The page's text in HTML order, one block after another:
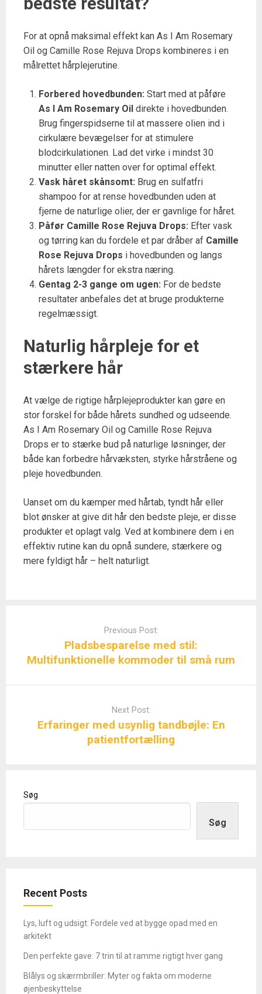
For at opnå maksimal effekt kan As I Am Rosemary
Oil og Camille Rose Rejuva Drops kombineres i en
målrettet hårplejerutine.
Forbered hovedbunden: Start med at påføre
As I Am Rosemary Oildirekte i hovedbunden.
Brug fingerspidserne til at massere olien ind i
cirkulære bevægelser for at stimulere
blodcirkulationen. Lad det virke i mindst 30
minutter eller natten over for optimal effekt.
Vask håret skånsomt: Brug en sulfatfri
shampoo for at rense hovedbunden uden at
fjerne de naturlige olier, der er gavnlige for håret.
Påfør Camille Rose Rejuva Drops: Efter vask
og tørring kan du fordele et par dråber af Camille
Rose Rejuva Drops i hovedbunden og langs
hårets længder for ekstra næring.
Gentag 2-3 gange om ugen: For de bedste
resultater anbefales det at bruge produkterne
regelmæssigt.
Naturlig hårpleje for et
stærkere hår
At vælge de rigtige hårplejeprodukter kan gøre en
stor forskel for både hårets sundhed og udseende.
As I Am Rosemary Oil og Camille Rose Rejuva
Drops er to stærke bud på naturlige løsninger, der
både kan forbedre hårvæksten, styrke hårstråene og
pleje hovedbunden.
Uanset om du kæmper med hårtab, tyndt hår eller
blot ønsker at give dit hår den bedste pleje, er disse
produkter et oplagt valg. Ved at kombinere dem i en
effektiv rutine kan du opnå sundere, stærkere og
mere fyldigt hår – helt naturligt.
Previous Post:
Pladsbesparelse med stil:
Multifunktionelle kommoder til små rum
Next Post:
Erfaringer med usynlig tandbøjle: En
patientfortælling
Søg
Søg
Recent Posts
Lys, luft og udsigt: Fordele ved at bygge opad med en
arkitekt
Den perfekte gave: 7 trin til at ramme rigtigt hver gang
Blålys og skærmbriller: Myter og fakta om moderne
øjenbeskyttelse